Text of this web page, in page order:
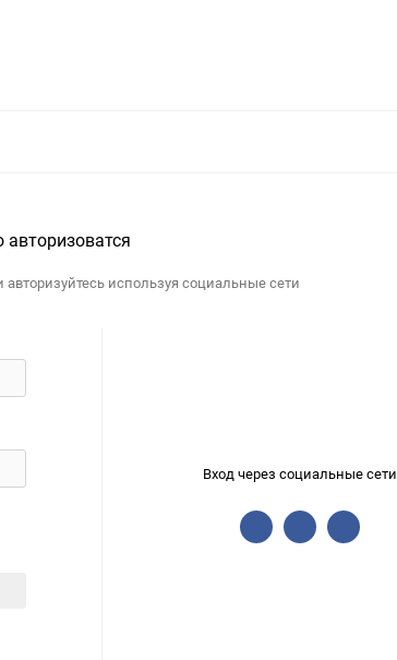
используя социальные сети
Вход через социальные сети